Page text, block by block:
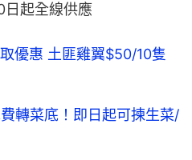
起全線供應
優惠 土匪雞翼$50/10隻
轉菜底！即日起可揀生菜/